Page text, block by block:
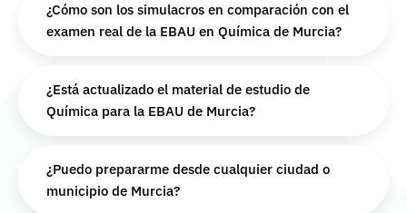
¿Cómo son los simulacros en comparación con el
examen real de la EBAU en Química de Murcia?
¿Está actualizado el material de estudio de
Química para la EBAU de Murcia?
¿Puedo prepararme desde cualquier ciudad o
municipio de Murcia?